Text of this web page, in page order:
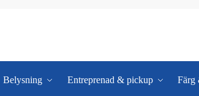
Belysning Entreprenad & pickup Färg